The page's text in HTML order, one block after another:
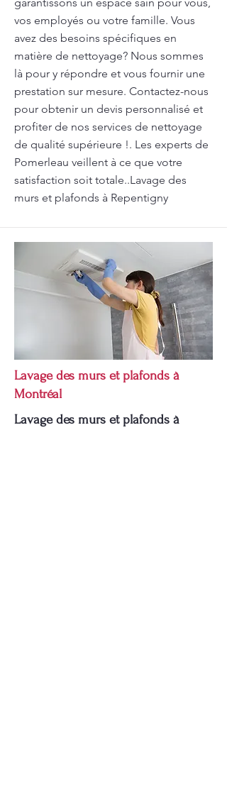
vos employés ou votre famille. Vous
avez des besoins spécifiques en
matière de nettoyage? Nous sommes
là pour y répondre et vous fournir une
prestation sur mesure. Contactez-nous
pour obtenir un devis personnalisé et
profiter de nos services de nettoyage
de qualité supérieure !. Les experts de
Pomerleau veillent à ce que votre
satisfaction soit totale..Lavage des
murs et plafonds à Repentigny
Lavage des murs et plafonds à
Montréal
Lavage des murs et plafonds à